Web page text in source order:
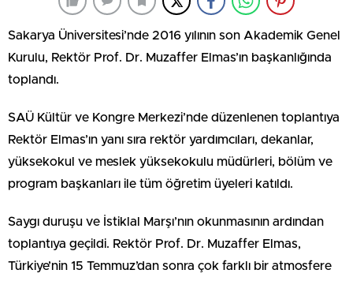
Sakarya Üniversitesi’nde 2016 yılının son Akademik Genel
Kurulu, Rektör Prof. Dr. Muzaffer Elmas’ın başkanlığında
toplandı.
SAÜ Kültür ve Kongre Merkezi’nde düzenlenen toplantıya
Rektör Elmas’ın yanı sıra rektör yardımcıları, dekanlar,
yüksekokul ve meslek yüksekokulu müdürleri, bölüm ve
program başkanları ile tüm öğretim üyeleri katıldı.
Saygı duruşu ve İstiklal Marşı’nın okunmasının ardından
toplantıya geçildi. Rektör Prof. Dr. Muzaffer Elmas,
Türkiye’nin 15 Temmuz’dan sonra çok farklı bir atmosfere